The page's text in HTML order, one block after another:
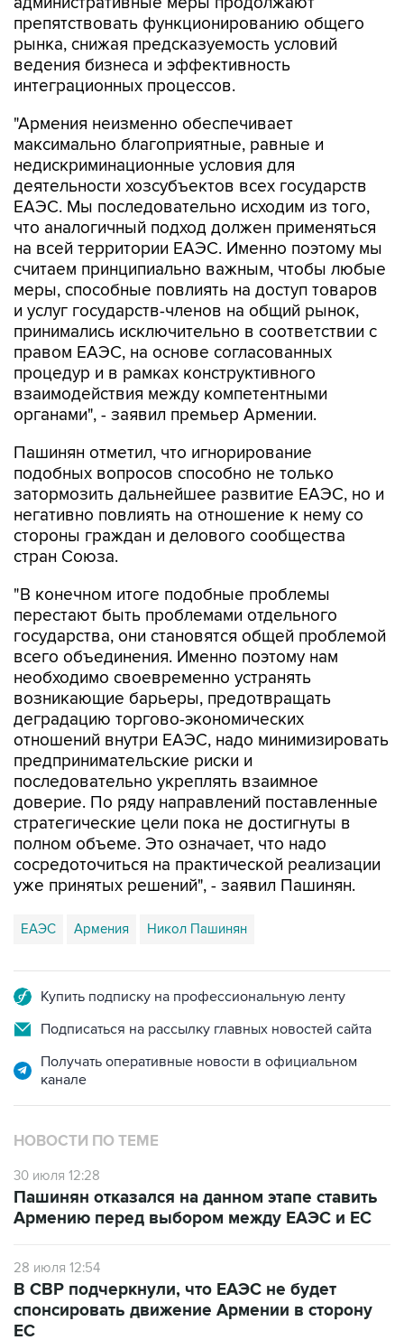
рынка, снижая предсказуемость условий
ведения бизнеса и эффективность
интеграционных процессов.
"Армения неизменно обеспечивает
недискриминационные условия для
деятельности хозсубъектов всех государств
ЕАЭС. Мы последовательно исходим из того,
что аналогичный подход должен применяться
на всей территории ЕАЭС. Именно поэтому мы
считаем принципиально важным, чтобы любые
меры, способные повлиять на доступ товаров
и услуг государств-членов на общий рынок,
принимались исключительно в соответствии с
правом ЕАЭС, на основе согласованных
процедур и в рамках конструктивного
взаимодействия между компетентными
органами", - заявил премьер Армении.
Пашинян отметил, что игнорирование
затормозить дальнейшее развитие ЕАЭС, но и
негативно повлиять на отношение к нему со
стороны граждан и делового сообщества
стран Союза.
"В конечном итоге подобные проблемы
государства, они становятся общей проблемой
всего объединения. Именно поэтому нам
необходимо своевременно устранять
возникающие барьеры, предотвращать
деградацию торгово-экономических
отношений внутри ЕАЭС, надо минимизировать
предпринимательские риски и
последовательно укреплять взаимное
доверие. По ряду направлений поставленные
стратегические цели пока не достигнуты в
полном объеме. Это означает, что надо
сосредоточиться на практической реализации
уже принятых решений", - заявил Пашинян.
ЕАЭС Армения Никол Пашинян
Подписаться на рассылку главных новостей сайта
Получать оперативные новости в официальном
НОВОСТИ ПО ТЕМЕ
30 июля 12:28
Армению перед выбором между ЕАЭС и ЕС
28 июля 12:54
спонсировать движение Армении в сторону
ЕС